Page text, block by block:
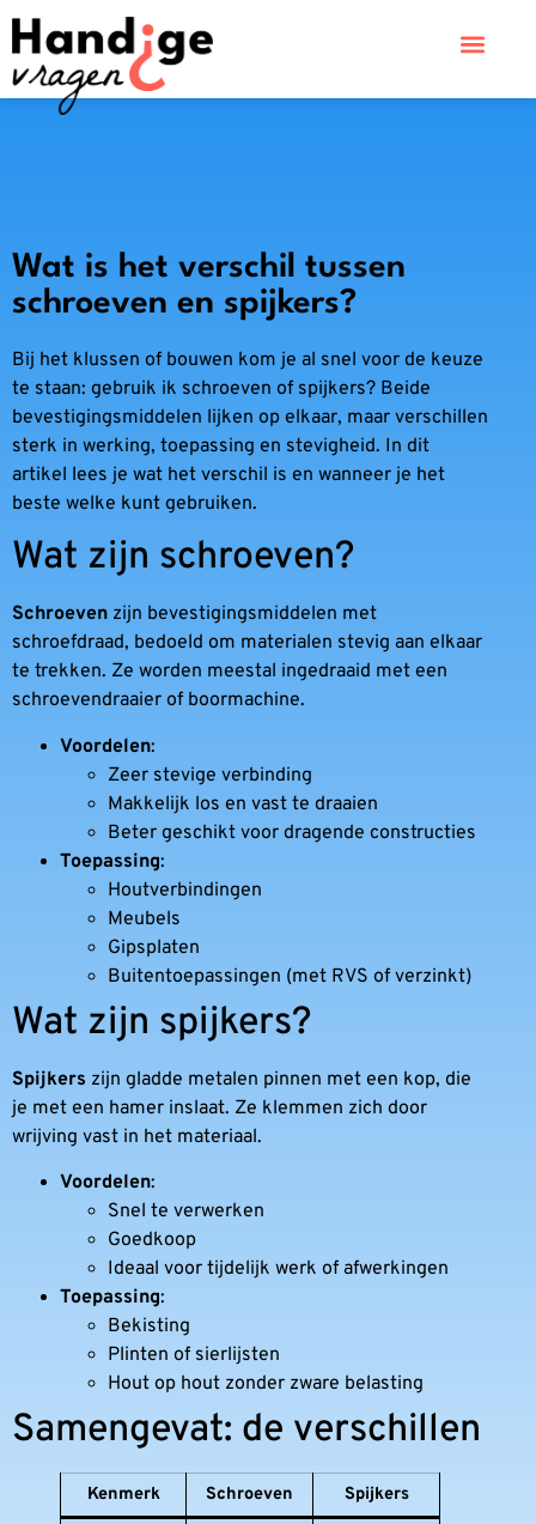
Wat is het verschil tussen
schroeven en spijkers?
Bij het klussen of bouwen kom je al snel voor de keuze
te staan: gebruik ik schroeven of spijkers? Beide
bevestigingsmiddelen lijken op elkaar, maar verschillen
sterk in werking, toepassing en stevigheid. In dit
artikel lees je wat het verschil is en wanneer je het
beste welke kunt gebruiken.
Wat zijn schroeven?
Schroeven zijn bevestigingsmiddelen met
schroefdraad, bedoeld om materialen stevig aan elkaar
te trekken. Ze worden meestal ingedraaid met een
schroevendraaier of boormachine.
Voordelen:
Zeer stevige verbinding
Makkelijk los en vast te draaien
Beter geschikt voor dragende constructies
Toepassing:
Houtverbindingen
Meubels
Gipsplaten
Buitentoepassingen (met RVS of verzinkt)
Wat zijn spijkers?
Spijkers zijn gladde metalen pinnen met een kop, die
je met een hamer inslaat. Ze klemmen zich door
wrijving vast in het materiaal.
Voordelen:
Snel te verwerken
Goedkoop
Ideaal voor tijdelijk werk of afwerkingen
Toepassing:
Bekisting
Plinten of sierlijsten
Hout op hout zonder zware belasting
Samengevat: de verschillen
Kenmerk Schroeven
Spijkers